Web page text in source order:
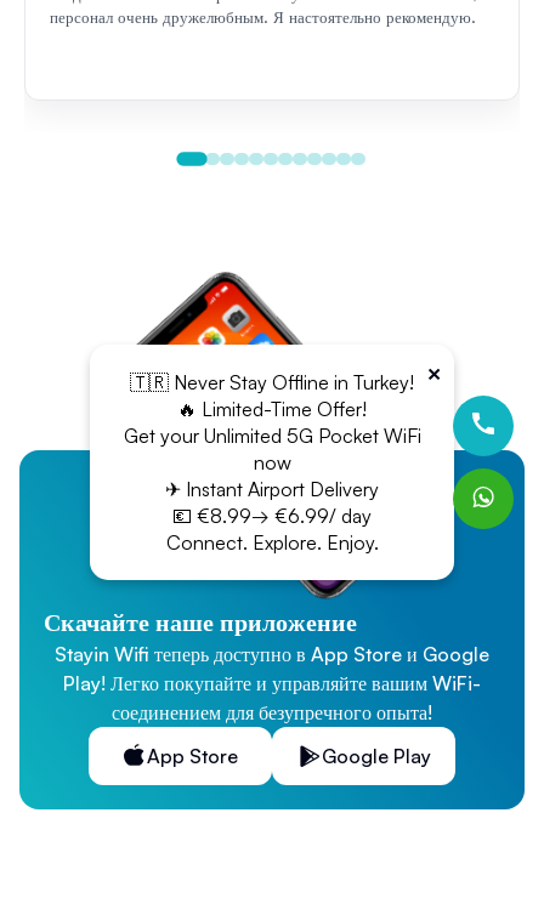
персонал очень дружелюбным. Я настоятельно рекомендую.
Скачайте наше приложение
Stayin Wifi теперь доступно в App Store и Google
Play! Легко покупайте и управляйте вашим WiFi-
соединением для безупречного опыта!
App Store
Google Play
×
🇹🇷 Never Stay Offline in Turkey!
🔥 Limited-Time Offer!
Get your Unlimited 5G Pocket WiFi
now
✈ Instant Airport Delivery
💶 €8.99→ €6.99/ day
Connect. Explore. Enjoy.